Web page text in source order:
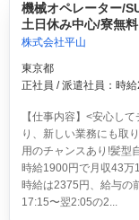
機械オペレーター/
土日休み中心/寮無料
株式会社平山
東京都
正社員 / 派遣社員：時
【仕事内容】<安心し
り、新しい業務にも取
用のチャンスあり!髪型
時給1900円で月収43万
時給は2375円、給与の
17:15〜翌2:05の2...